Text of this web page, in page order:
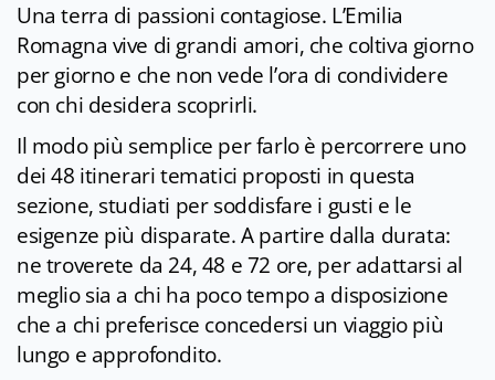
Una terra di passioni contagiose. L’Emilia
Romagna vive di grandi amori, che coltiva giorno
per giorno e che non vede l’ora di condividere
con chi desidera scoprirli.
Il modo più semplice per farlo è percorrere uno
dei 48 itinerari tematici proposti in questa
sezione, studiati per soddisfare i gusti e le
esigenze più disparate. A partire dalla durata:
ne troverete da 24, 48 e 72 ore, per adattarsi al
meglio sia a chi ha poco tempo a disposizione
che a chi preferisce concedersi un viaggio più
lungo e approfondito.